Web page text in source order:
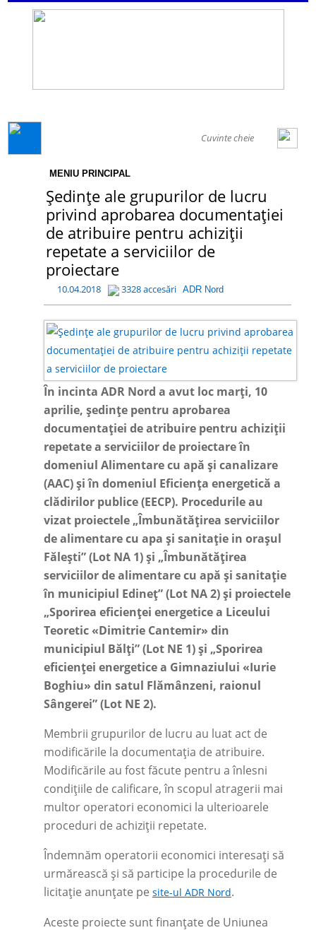
MENIU PRINCIPAL
Ședințe ale grupurilor de lucru
privind aprobarea documentației
de atribuire pentru achiziții
repetate a serviciilor de
proiectare
10.04.2018 3328 accesări ADR Nord
În incinta ADR Nord a avut loc marți, 10
aprilie, ședințe pentru aprobarea
documentației de atribuire pentru achiziții
repetate a serviciilor de proiectare în
domeniul Alimentare cu apă și canalizare
(AAC) și în domeniul Eficiența energetică a
clădirilor publice (EECP). Procedurile au
vizat proiectele „Îmbunătățirea serviciilor
de alimentare cu apa și sanitație in orașul
Fălești” (Lot NA 1) și „Îmbunătățirea
serviciilor de alimentare cu apă și sanitație
în municipiul Edineț” (Lot NA 2) și proiectele
„Sporirea eficienței energetice a Liceului
Teoretic«Dimitrie Cantemir» din
municipiul Bălți” (Lot NE 1) și „Sporirea
eficienței energetice a Gimnaziului «Iurie
Boghiu» din satul Flămânzeni, raionul
Sângerei” (Lot NE 2).
Membrii grupurilor de lucru au luat act de
modificările la documentația de atribuire.
Modificările au fost făcute pentru a înlesni
condițiile de calificare, în scopul atragerii mai
multor operatori economici la ulterioarele
proceduri de achiziții repetate.
Îndemnăm operatorii economici interesați să
urmărească și să participe la procedurile de
licitație anunțate pe site-ul ADR Nord.
Aceste proiecte sunt finanțate de Uniunea